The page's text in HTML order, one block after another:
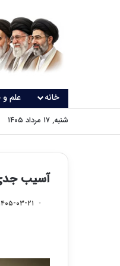
خانه علم و
شنبه, ۱۷ مرداد ۱۴۰۵
آسیب جدی
۱۴۰۵-۰۳-